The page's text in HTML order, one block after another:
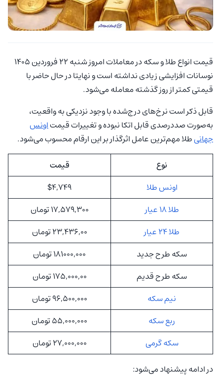
قیمت انواع طلا و سکه در معاملات امروز شنبه 22 فروردین 1405
نوسانات افزایشی زیادی نداشته است و نهایتا در حال حاضر با
قیمتی کمتر از روز گذشته معامله می‌شود.
قابل ذکر است نرخ‌های درج‌شده با وجود نزدیکی به واقعیت،
به‌صورت صددرصدی قابل اتکا نبوده و تغییرات قیمتاونس
جهانیطلا مهم‌ترین عامل اثرگذار بر این ارقام محسوب می‌شود.
نوع
قیمت
اونس طلا
$4,749
طلا 18 عیار
17,579,300 تومان
طلا 24 عیار
23,436,00 تومان
سکه طرح جدید
181000,000 تومان
سکه طرح قدیم
175,000,00 تومان
نیم سکه
96,500,000 تومان
ربع سکه
55,000,000 تومان
سکه گرمی
27,000,000 تومان
در ادامه پیشنهاد می‌شود: